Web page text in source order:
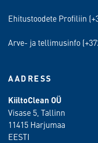
Ehitustoodete Profiliin
Arve- ja tellimusinfo
AADRESS
KiiltoClean OÜ
Visase 5, Tallinn
11415 Harjumaa
EESTI